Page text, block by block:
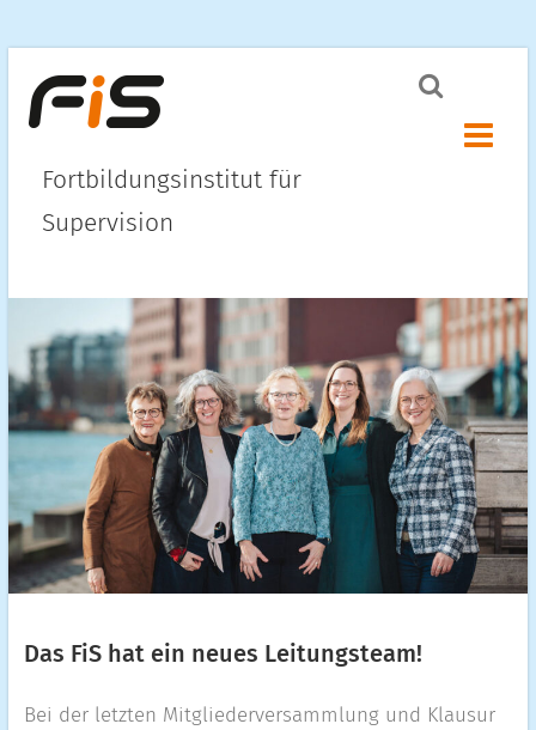
Fortbildungsinstitut für
Supervision
Menü
Das FiS hat ein neues Leitungsteam!
Bei der letzten Mitgliederversammlung und Klausur